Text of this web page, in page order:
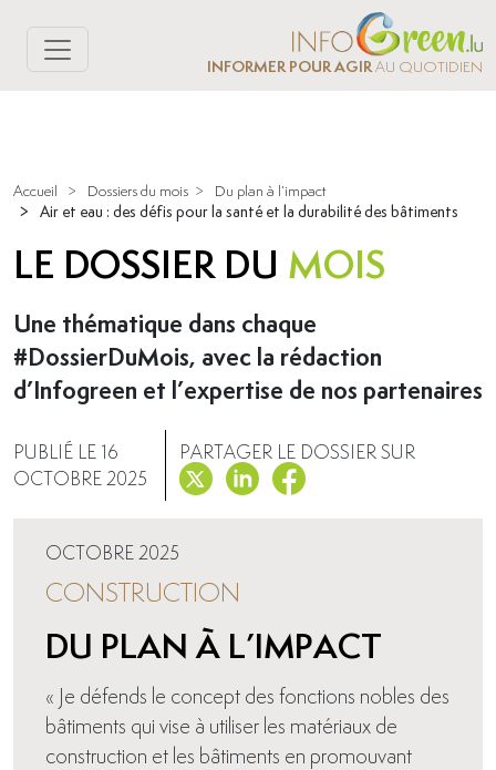
INFORMER POUR AGIRAU QUOTIDIEN
Accueil > Dossiers du mois > Du plan à l’impact
> Air et eau : des défis pour la santé et la durabilité des bâtiments
LE DOSSIER DU MOIS
Une thématique dans chaque
#DossierDuMois, avec la rédaction
d’Infogreen et l’expertise de nos partenaires
PUBLIÉ LE 16
OCTOBRE 2025
PARTAGER LE DOSSIER SUR
OCTOBRE 2025
CONSTRUCTION
DU PLAN À L’IMPACT
« Je défends le concept des fonctions nobles des
bâtiments qui vise à utiliser les matériaux de
construction et les bâtiments en promouvant